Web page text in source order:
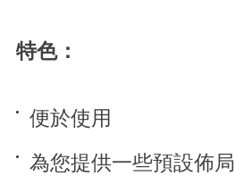
特色：
便於使用
為您提供一些預設佈局